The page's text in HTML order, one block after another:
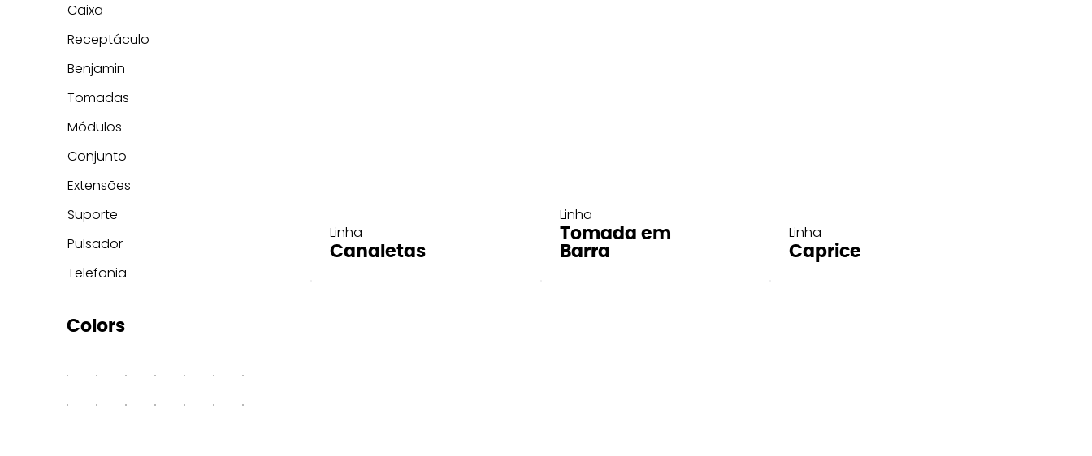
Linha
Canaletas
Linha
Tomada em
Barra
Linha
Caprice
Caixa
Receptáculo
Benjamin
Tomadas
Módulos
Conjunto
Extensões
Suporte
Pulsador
Telefonia
Colors